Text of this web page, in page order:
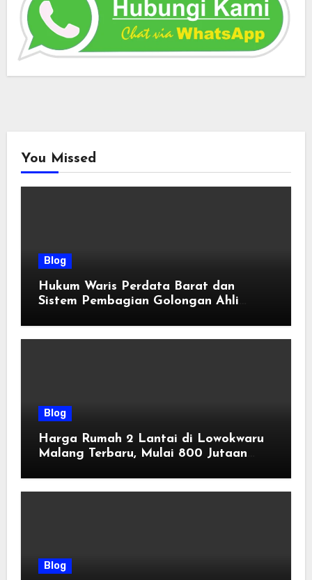
You Missed
Blog
Hukum Waris Perdata Barat dan
Sistem Pembagian Golongan Ahli
Blog
Harga Rumah 2 Lantai di Lowokwaru
Malang Terbaru, Mulai 800 Jutaan
Blog